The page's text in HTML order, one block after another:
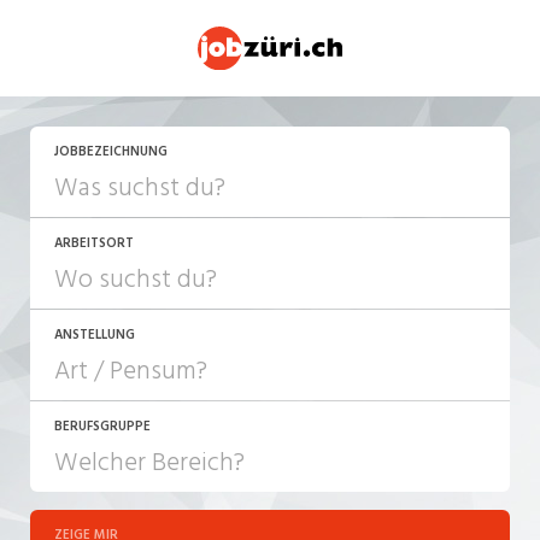
JOBBEZEICHNUNG
ARBEITSORT
ANSTELLUNG
JOB-TYP
Festanstellung
BERUFSGRUPPE
ZEIGE MIR